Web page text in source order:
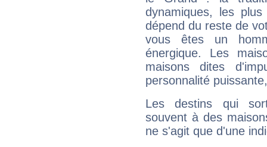
dynamiques, les
dépend du reste de
vous êtes un
énergique. Les
maisons dites
personnalité
Les destins qui
souvent à des
ne s'agit que d'une